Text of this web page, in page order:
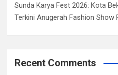
Sunda Karya Fest 2026: Kota
Terkini Anugerah Fashion Show
Recent Comments